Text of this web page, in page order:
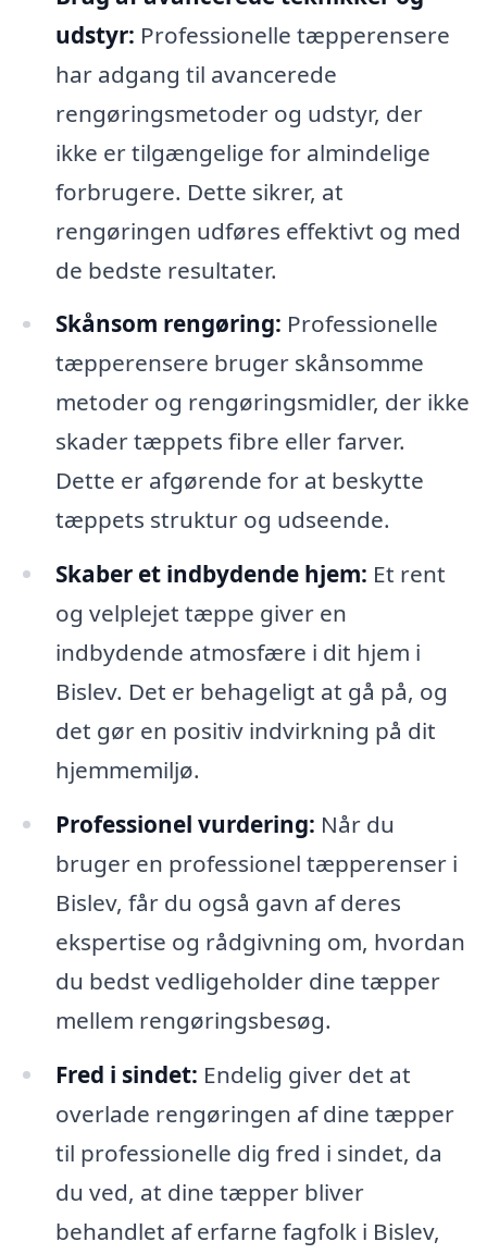
udstyr: Professionelle tæpperensere
har adgang til avancerede
rengøringsmetoder og udstyr, der
ikke er tilgængelige for almindelige
forbrugere. Dette sikrer, at
rengøringen udføres effektivt og med
de bedste resultater.
Skånsom rengøring: Professionelle
tæpperensere bruger skånsomme
metoder og rengøringsmidler, der ikke
skader tæppets fibre eller farver.
Dette er afgørende for at beskytte
tæppets struktur og udseende.
Skaber et indbydende hjem: Et rent
og velplejet tæppe giver en
indbydende atmosfære i dit hjem i
Bislev. Det er behageligt at gå på, og
det gør en positiv indvirkning på dit
hjemmemiljø.
Professionel vurdering: Når du
bruger en professionel tæpperenser i
Bislev, får du også gavn af deres
ekspertise og rådgivning om, hvordan
du bedst vedligeholder dine tæpper
mellem rengøringsbesøg.
Fred i sindet: Endelig giver det at
overlade rengøringen af dine tæpper
til professionelle dig fred i sindet, da
du ved, at dine tæpper bliver
behandlet af erfarne fagfolk i Bislev,